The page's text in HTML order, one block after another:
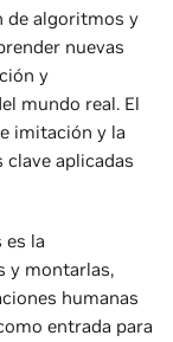
de algoritmos y
nuevas
y
mundo real. El
imitación y la
aplicadas
la
y montarlas,
humanas
entrada para